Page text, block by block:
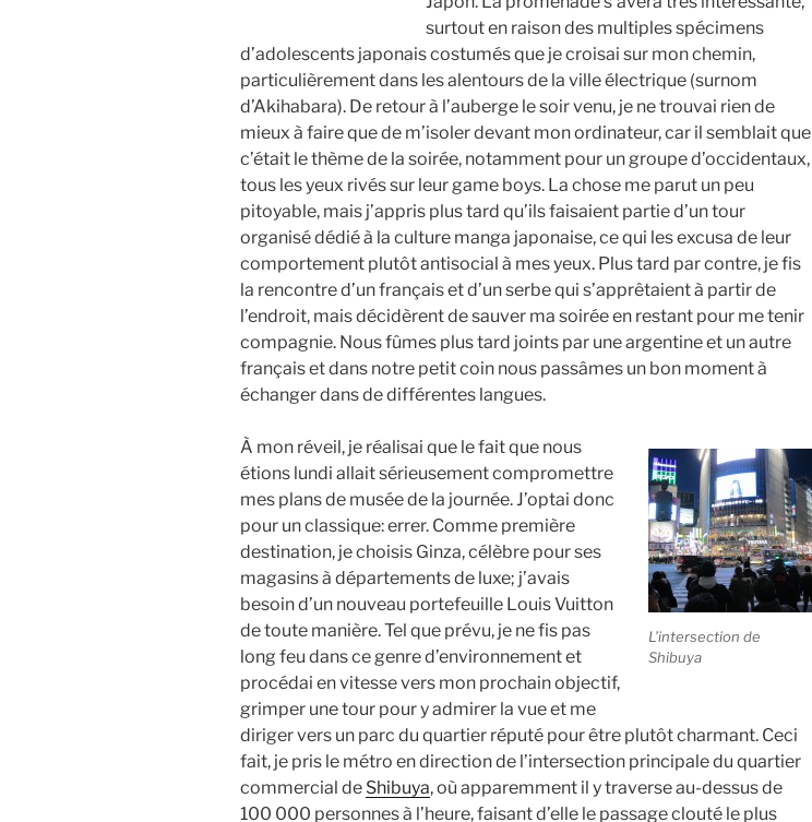
surtout en raison des multiples spécimens
d’adolescents japonais costumés que je croisai sur mon chemin,
particulièrement dans les alentours de la ville électrique (surnom
d’Akihabara). De retour à l’auberge le soir venu, je ne trouvai rien de
mieux à faire que de m’isoler devant mon ordinateur, car il semblait que
c’était le thème de la soirée, notamment pour un groupe d’occidentaux,
tous les yeux rivés sur leur game boys. La chose me parut un peu
pitoyable, mais j’appris plus tard qu’ils faisaient partie d’un tour
organisé dédié à la culture manga japonaise, ce qui les excusa de leur
comportement plutôt antisocial à mes yeux. Plus tard par contre, je fis
la rencontre d’un français et d’un serbe qui s’apprêtaient à partir de
l’endroit, mais décidèrent de sauver ma soirée en restant pour me tenir
compagnie. Nous fûmes plus tard joints par une argentine et un autre
français et dans notre petit coin nous passâmes un bon moment à
échanger dans de différentes langues.
L’intersection de
Shibuya
À mon réveil, je réalisai que le fait que nous
étions lundi allait sérieusement compromettre
mes plans de musée de la journée. J’optai donc
pour un classique: errer. Comme première
destination, je choisis Ginza, célèbre pour ses
magasins à départements de luxe; j’avais
besoin d’un nouveau portefeuille Louis Vuitton
de toute manière. Tel que prévu, je ne fis pas
long feu dans ce genre d’environnement et
procédai en vitesse vers mon prochain objectif,
grimper une tour pour y admirer la vue et me
diriger vers un parc du quartier réputé pour être plutôt charmant. Ceci
fait, je pris le métro en direction de l’intersection principale du quartier
commercial de Shibuya, où apparemment il y traverse au-dessus de
100 000 personnes à l’heure, faisant d’elle le passage clouté le plus